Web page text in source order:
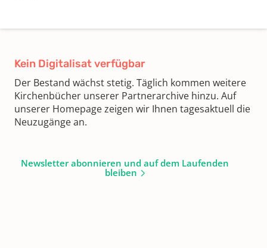
Kein Digitalisat verfügbar
Der Bestand wächst stetig. Täglich kommen weitere
Kirchenbücher unserer Partnerarchive hinzu. Auf
unserer Homepage zeigen wir Ihnen tagesaktuell die
Neuzugänge an.
Newsletter abonnieren und auf dem Laufenden
bleiben